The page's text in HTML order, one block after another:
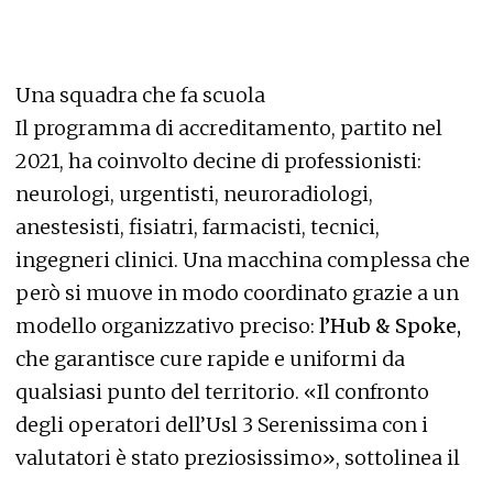
Una squadra che fa scuola
Il programma di accreditamento, partito nel
2021, ha coinvolto decine di professionisti:
neurologi, urgentisti, neuroradiologi,
anestesisti, fisiatri, farmacisti, tecnici,
ingegneri clinici. Una macchina complessa che
però si muove in modo coordinato grazie a un
modello organizzativo preciso: l’Hub & Spoke,
che garantisce cure rapide e uniformi da
qualsiasi punto del territorio. «Il confronto
degli operatori dell’Usl 3 Serenissima con i
valutatori è stato preziosissimo», sottolinea il